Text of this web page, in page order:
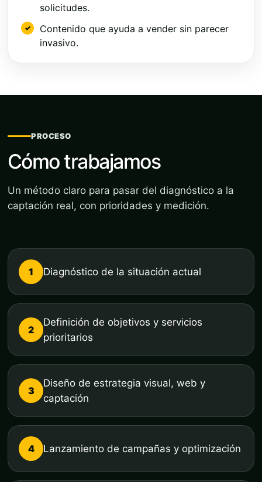
solicitudes.
Contenido que ayuda a vender sin parecer
invasivo.
PROCESO
Cómo trabajamos
Un método claro para pasar del diagnóstico a la
captación real, con prioridades y medición.
1 Diagnóstico de la situación actual
2
Definición de objetivos y servicios
prioritarios
3
Diseño de estrategia visual, web y
captación
4 Lanzamiento de campañas y optimización